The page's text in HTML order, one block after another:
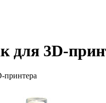
для 3D-
принтера